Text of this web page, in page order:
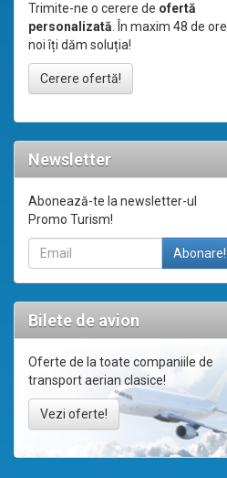
Trimite-ne o cerere de ofertă
personalizată. În maxim 48 de ore
noi îți dăm soluția!
Cerere ofertă!
Newsletter
Abonează-te la newsletter-ul
Promo Turism!
Bilete de avion
Oferte de la toate companiile de
transport aerian clasice!
Vezi oferte!